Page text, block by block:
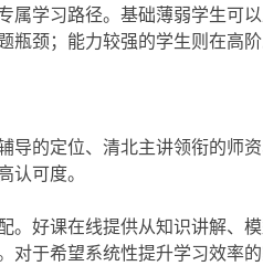
学习路径。基础薄弱学生可以
瓶颈；能力较强的学生则在高
导的定位、清北主讲领衔的师
可度。
。好课在线提供从知识讲解、
对于希望系统性提升学习效率